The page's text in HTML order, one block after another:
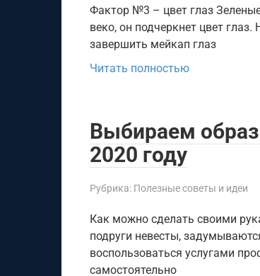
Фактор №3 – цвет глаз
веко, он подчеркнет цвет
завершить мейкап глаз
Читать полностью
Выбираем
2020 году
Рубрика: Полезные советы и идеи
Как можно сделать своими
подруги невесты,
воспользоваться услугами
самостоятельно